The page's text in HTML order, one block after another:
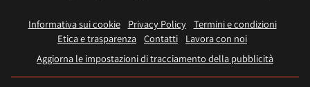
Informativa sui cookie Privacy Policy
Termini e condizioni
Etica e trasparenza Contatti
Lavora con noi
Aggiorna le impostazioni di tracciamento della pubblicità